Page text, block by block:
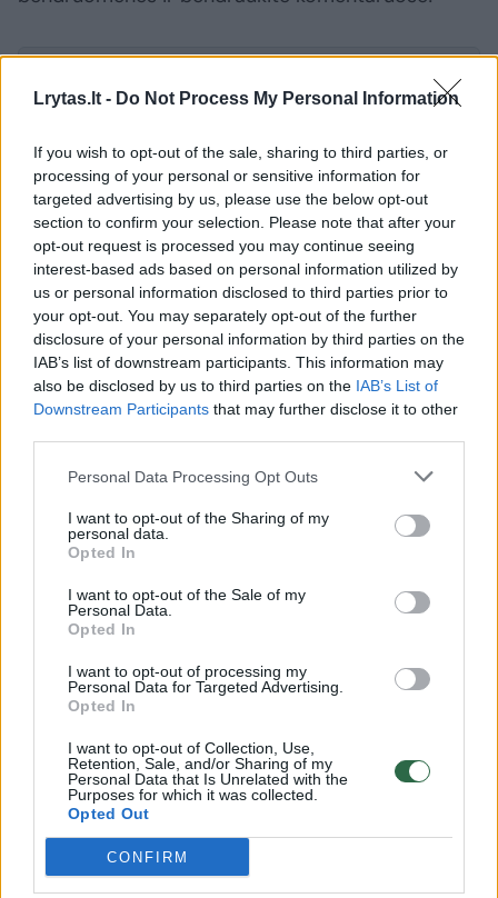
Lrytas.lt - Do Not Process My Personal Information
If you wish to opt-out of the sale, sharing to third parties, or
processing of your personal or sensitive information for
targeted advertising by us, please use the below opt-out
section to confirm your selection. Please note that after your
opt-out request is processed you may continue seeing
interest-based ads based on personal information utilized by
us or personal information disclosed to third parties prior to
your opt-out. You may separately opt-out of the further
disclosure of your personal information by third parties on the
IAB’s list of downstream participants. This information may
also be disclosed by us to third parties on the IAB’s List of
Downstream Participants that may further disclose it to other
Personal Data Processing Opt Outs
I want to opt-out of the Sharing of my
personal data.
Opted In
I want to opt-out of the Sale of my
Personal Data.
Opted In
I want to opt-out of processing my
Personal Data for Targeted Advertising.
Opted In
I want to opt-out of Collection, Use,
Retention, Sale, and/or Sharing of my
Personal Data that Is Unrelated with the
Purposes for which it was collected.
Opted Out
CONFIRM
Pasaulis Įvykiai
„Die Zeit“: Vokietijoje užkirstas
kelias Rusijos specialiųjų tarnybų
rengtam pasikėsinimui
2026 m. rugpjūčio 5 d. 18:17
Lrytas.lt
Rusijos specialiosios tarnybos planavo
pasikėsinimą į Vokietijos bepiločių orlaivių